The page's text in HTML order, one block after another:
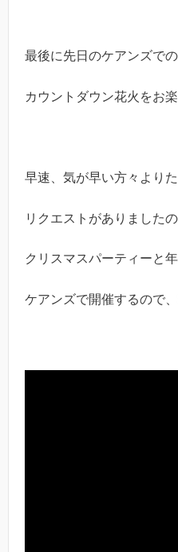
最後に先日のケアンズで
カウントダウン花火をお楽
早速、気が早い方々より
リクエストがありました
クリスマスパーティーと
ケアンズで開催するので